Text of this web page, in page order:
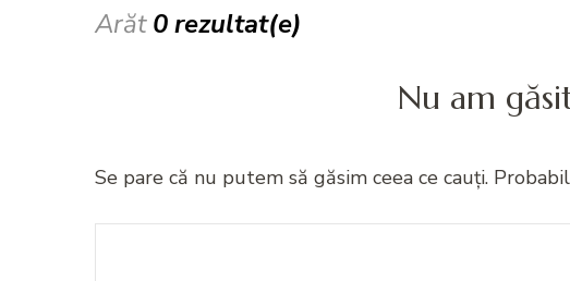
Arăt0 rezultat(e)
Nu am
Se pare că nu putem să găsim ceea ce cauți.